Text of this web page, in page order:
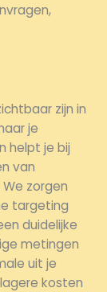
zijn in
je
helpt je bij
van
zorgen
targeting
duidelijke
metingen
uit je
kosten